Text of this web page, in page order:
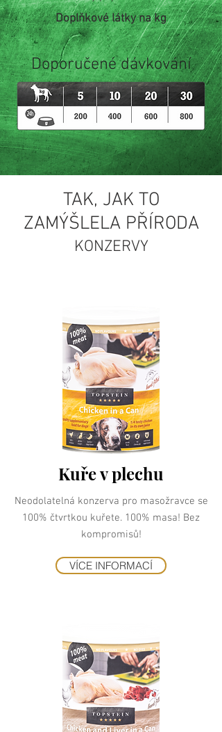
Doplňkové látky na kg
Doporučené dávkování
TAK, JAK TO
ZAMÝŠLELA PŘÍRODA
KONZERVY
Kuře v plechu
Neodolatelná konzerva pro masožravce se
100% čtvrtkou kuřete. 100% masa! Bez
kompromisů!
VÍCE INFORMACÍ